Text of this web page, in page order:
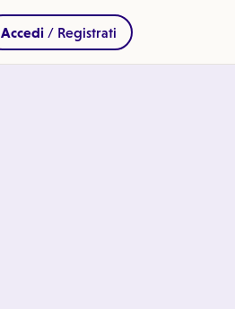
Accedi / Registrati